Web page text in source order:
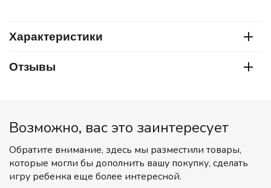
Характеристики
Отзывы
Возможно, вас это заинтересует
Обратите внимание, здесь мы разместили товары,
которые могли бы дополнить вашу покупку, сделать
игру ребенка еще более интересной.